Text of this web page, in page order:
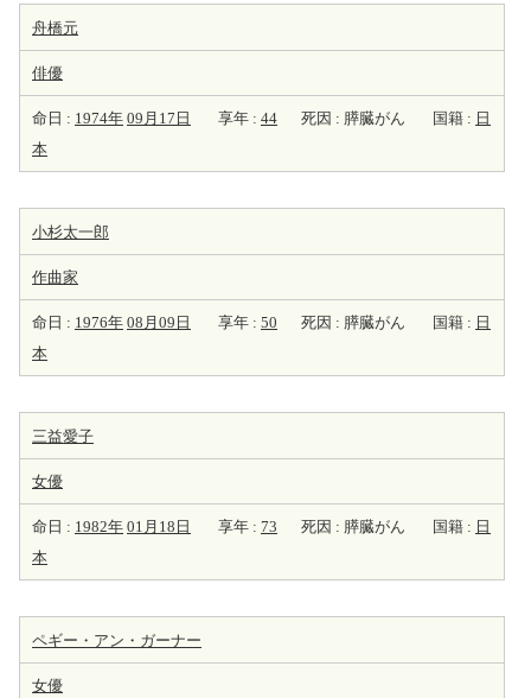
舟橋元
俳優
命日 : 1974年 09月17日 享年 : 44 死因 : 膵臓がん 国籍 : 日
本
小杉太一郎
作曲家
命日 : 1976年 08月09日 享年 : 50 死因 : 膵臓がん 国籍 : 日
本
三益愛子
女優
命日 : 1982年 01月18日 享年 : 73 死因 : 膵臓がん 国籍 : 日
本
ペギー・アン・ガーナー
女優